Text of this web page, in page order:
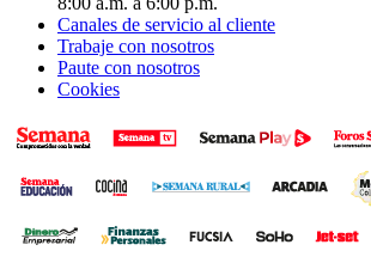
Canales de servicio al cliente
Trabaje con nosotros
Paute con nosotros
Cookies